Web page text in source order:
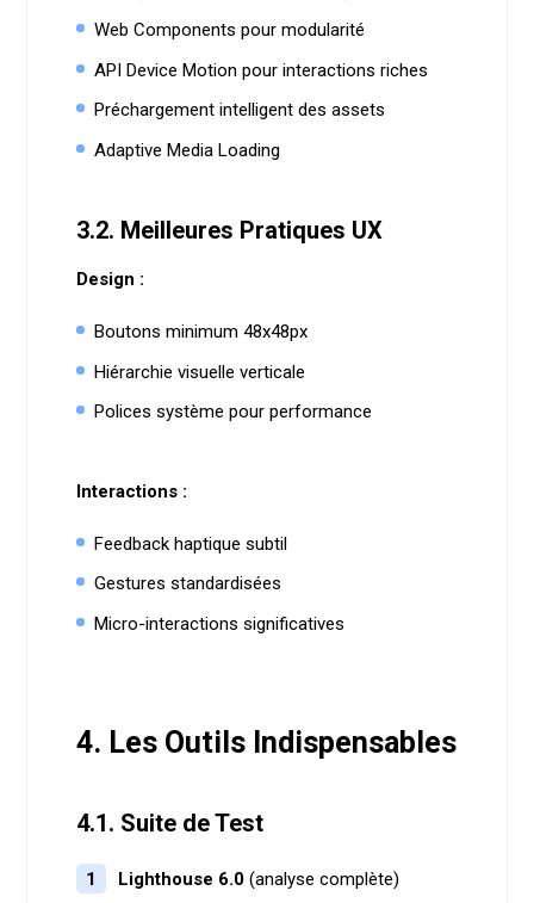
Web Components pour modularité
API Device Motion pour interactions riches
Préchargement intelligent des assets
Adaptive Media Loading
3.2. Meilleures Pratiques UX
Design :
Boutons minimum 48x48px
Hiérarchie visuelle verticale
Polices système pour performance
Interactions :
Feedback haptique subtil
Gestures standardisées
Micro-interactions significatives
4. Les Outils Indispensables
4.1. Suite de Test
Lighthouse 6.0(analyse complète)